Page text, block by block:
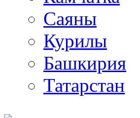
Саяны
Курилы
Башкирия
Татарстан